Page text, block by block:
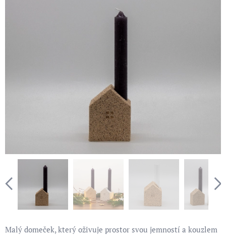
Malý domeček, který oživuje prostor svou jemností a kouzlem